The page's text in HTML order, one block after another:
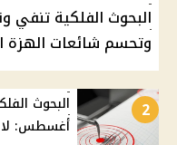
البحوث الفلكية تنفي
وتحسم شائعات الهزة
2
أغسطس: لا